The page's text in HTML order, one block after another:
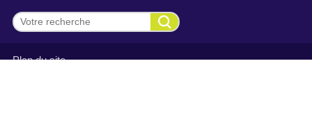
Effectuer une recherche
Plan du site